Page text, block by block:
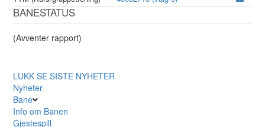
BANESTATUS
(Avventer rapport)
LUKK SE SISTE NYHETER
Nyheter
Bane
Info om Banen
Gjestespill